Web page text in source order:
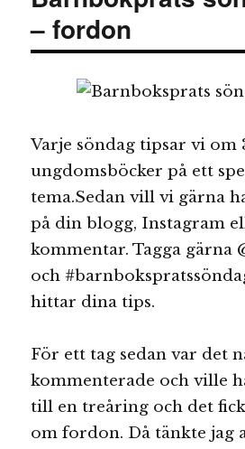
– fordon
Varje söndag tipsar vi om
ungdomsböcker på ett
tema.Sedan vill vi gärna
på din blogg, Instagram
kommentar. Tagga gärna
och
hittar dina tips.
För ett tag sedan var det
kommenterade och ville
till en treåring och det
om fordon. Då tänkte jag